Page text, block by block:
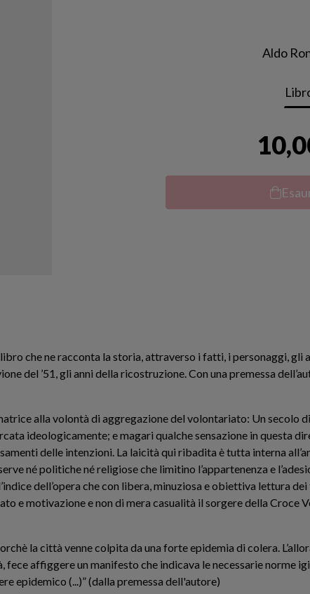
Aldo
che ne racconta la storia, attraverso i fatti, i personaggi, gli
del ’51, gli anni della ricostruzione. Con una premessa
alla volontà di aggregazione del volontariato: Un secolo
ideologicamente; e magari qualche sensazione in questa
delle intenzioni. La laicità qui ribadita è tutta interna
né politiche né religiose che limitino l’appartenenza e
dell’opera che con libera, minuziosa e obiettiva lettura
motivazione e non di mera casualità il sorgere della Croce
la città venne colpita da una forte epidemia di colera.
affiggere un manifesto che indicava le necessarie norme
epidemico (...)” (dalla premessa dell'autore)